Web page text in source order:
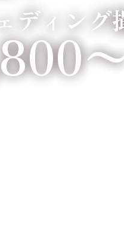
ディング